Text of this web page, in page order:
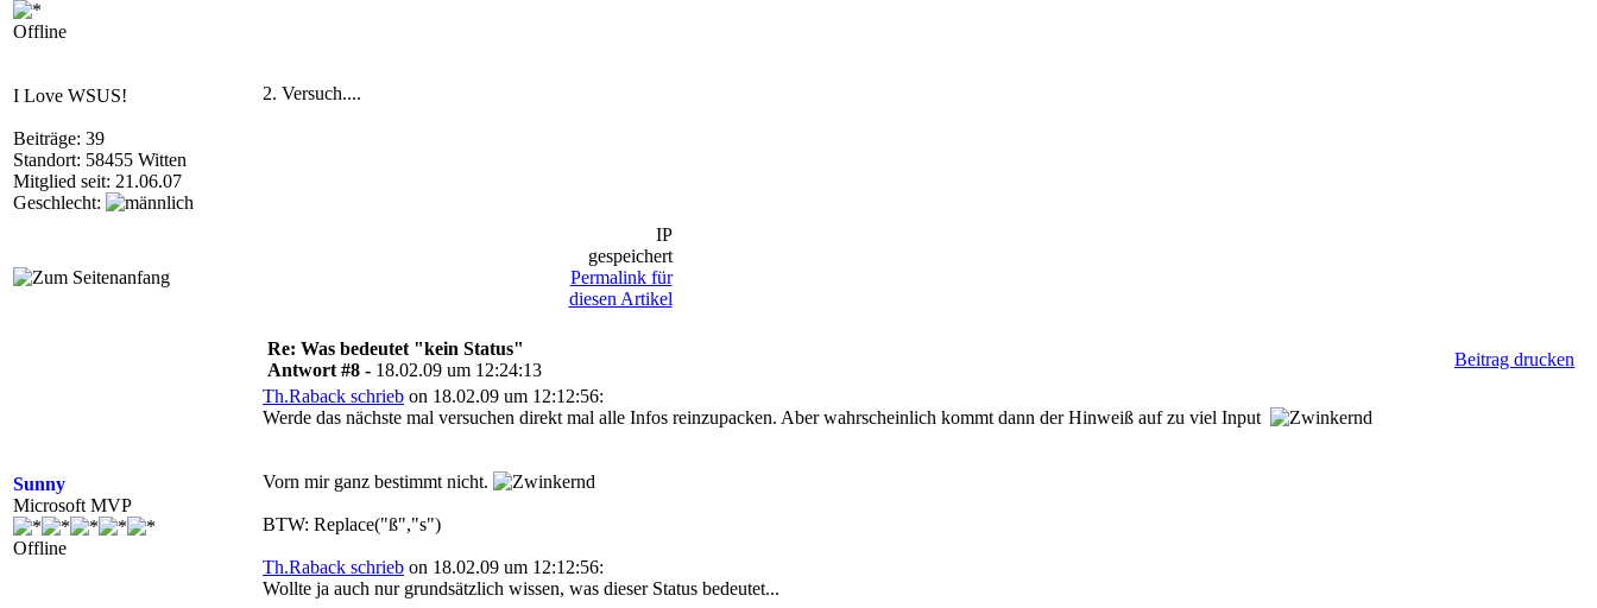
Offline
I Love WSUS!
Beiträge: 39
Standort: 58455 Witten
Mitglied seit: 21.06.07
Geschlecht:
2. Versuch....
IP
gespeichert
Permalink für
diesen Artikel
Sunny
Microsoft MVP
Offline
Re: Was bedeutet "kein Status"
Antwort #8 - 18.02.09 um 12:24:13
Beitrag drucken
Th.Raback schrieb on 18.02.09 um 12:12:56:
Werde das nächste mal versuchen direkt mal alle Infos reinzupacken. Aber wahrscheinlich kommt dann der Hinweiß auf zu viel Input
Vorn mir ganz bestimmt nicht.
BTW: Replace("ß","s")
Th.Raback schrieb on 18.02.09 um 12:12:56:
Wollte ja auch nur grundsätzlich wissen, was dieser Status bedeutet...